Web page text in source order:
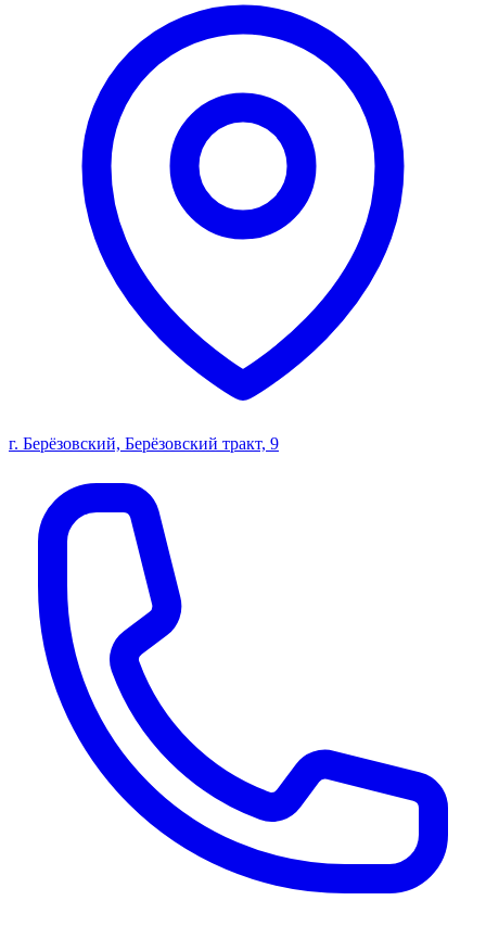
г. Берёзовский, Берёзовский тракт, 9